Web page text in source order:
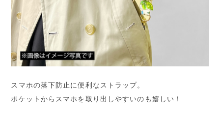
スマホの落下防止に便利なストラップ。
ポケットからスマホを取り出しやすいのも嬉しい！